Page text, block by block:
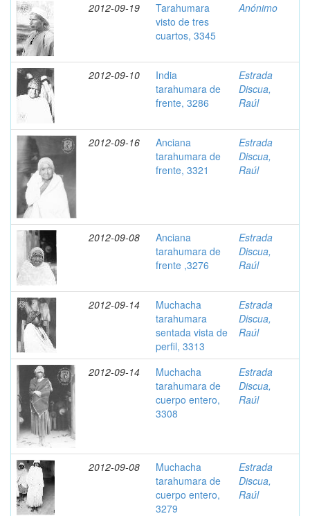
2012-09-19
Tarahumara
visto de tres
cuartos, 3345
Anónimo
2012-09-10
India
tarahumara de
frente, 3286
Estrada
Discua,
Raúl
2012-09-16
Anciana
tarahumara de
frente, 3321
Estrada
Discua,
Raúl
2012-09-08
Anciana
tarahumara de
frente ,3276
Estrada
Discua,
Raúl
2012-09-14
Muchacha
tarahumara
sentada vista de
perfil, 3313
Estrada
Discua,
Raúl
2012-09-14
Muchacha
tarahumara de
cuerpo entero,
3308
Estrada
Discua,
Raúl
2012-09-08
Muchacha
tarahumara de
cuerpo entero,
3279
Estrada
Discua,
Raúl